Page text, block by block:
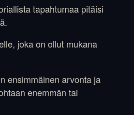
tapahtumaa pitäisi
joka on ollut mukana
ensimmäinen arvonta ja
enemmän tai